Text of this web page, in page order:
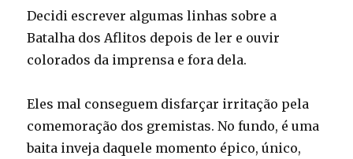
Decidi escrever algumas linhas sobre a
Batalha dos Aflitos depois de ler e ouvir
colorados da imprensa e fora dela.
Eles mal conseguem disfarçar irritação pela
comemoração dos gremistas. No fundo, é uma
baita inveja daquele momento épico, único,